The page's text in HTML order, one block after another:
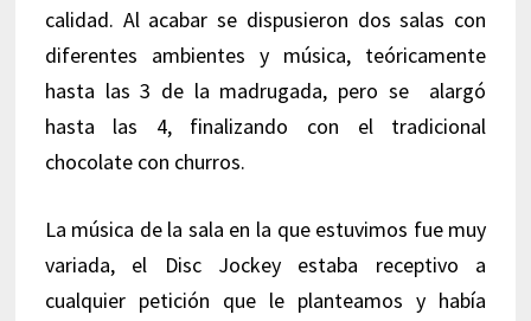
calidad. Al acabar se dispusieron dos salas con
diferentes ambientes y música, teóricamente
hasta las 3 de la madrugada, pero se alargó
hasta las 4, finalizando con el tradicional
chocolate con churros.
La música de la sala en la que estuvimos fue muy
variada, el Disc Jockey estaba receptivo a
cualquier petición que le planteamos y había